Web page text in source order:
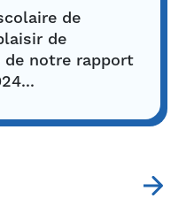
de
de
de notre rapport